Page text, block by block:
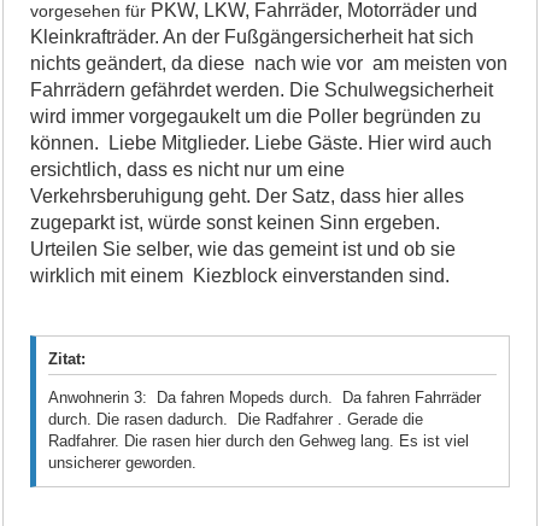
vorgesehen für PKW, LKW, Fahrräder, Motorräder und
Kleinkrafträder. An der Fußgängersicherheit hat sich
nichts geändert, da diese nach wie vor am meisten von
Fahrrädern gefährdet werden. Die Schulwegsicherheit
wird immer vorgegaukelt um die Poller begründen zu
können. Liebe Mitglieder. Liebe Gäste. Hier wird auch
ersichtlich, dass es nicht nur um eine
Verkehrsberuhigung geht. Der Satz, dass hier alles
zugeparkt ist, würde sonst keinen Sinn ergeben.
Urteilen Sie selber, wie das gemeint ist und ob sie
wirklich mit einem Kiezblock einverstanden sind.
Zitat:
Anwohnerin 3: Da fahren Mopeds durch. Da fahren Fahrräder
durch. Die rasen dadurch. Die Radfahrer . Gerade die
Radfahrer. Die rasen hier durch den Gehweg lang. Es ist viel
unsicherer geworden.